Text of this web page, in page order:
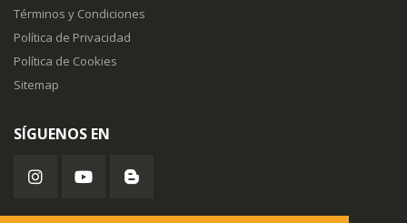
Términos y Condiciones
Política de Privacidad
Política de Cookies
Sitemap
SÍGUENOS EN